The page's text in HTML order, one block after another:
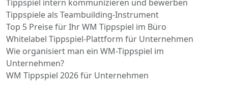
Tippspiel intern kommunizieren und bewerben
Tippspiele als Teambuilding-Instrument
Top 5 Preise für Ihr WM Tippspiel im Büro
Whitelabel Tippspiel-Plattform für Unternehmen
Wie organisiert man ein WM-Tippspiel im
Unternehmen?
WM Tippspiel 2026 für Unternehmen